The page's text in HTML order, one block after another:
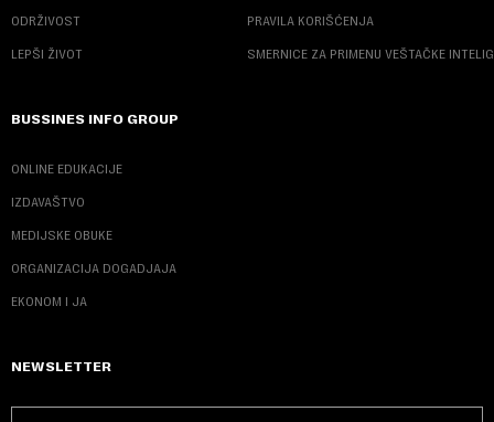
ODRŽIVOST
LEPŠI ŽIVOT
PRAVILA KORIŠĆENJA
SMERNICE ZA PRIMENU VEŠTAČKE
BUSSINES INFO GROUP
ONLINE EDUKACIJE
IZDAVAŠTVO
MEDIJSKE OBUKE
ORGANIZACIJA DOGADJAJA
EKONOM I JA
NEWSLETTER